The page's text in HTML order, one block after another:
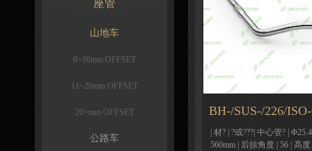
座管
山地车
0~10mm OFFSET
11~20mm OFFSET
20+mm OFFSET
公路车
BH-/SUS-/226/
| 材? | ?或???| 中心管? |
560mm | 后掠角度 | 56 | 高